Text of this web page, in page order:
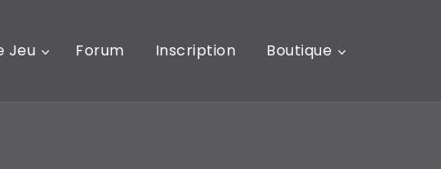
Jeu Forum Inscription Boutique